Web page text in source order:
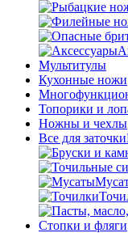
Мультитулы
Кухонные ножи
Топорики и
Ножны и чехлы
Все для заточки
Стопки и фляги